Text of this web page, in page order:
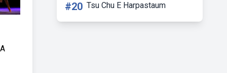
#20 Tsu Chu E Harpastaum